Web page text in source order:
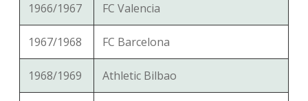
1966/1967 FC Valencia
1967/1968 FC Barcelona
1968/1969 Athletic Bilbao